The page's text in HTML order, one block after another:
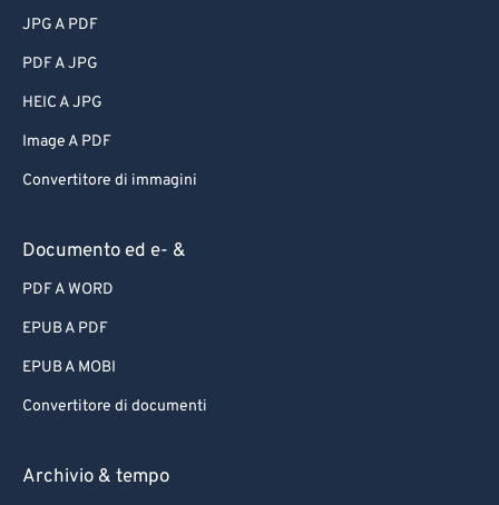
JPG A PDF
PDF A JPG
HEIC A JPG
Image A PDF
Convertitore di immagini
Documento ed e- &
PDF A WORD
EPUB A PDF
EPUB A MOBI
Convertitore di documenti
Archivio & tempo